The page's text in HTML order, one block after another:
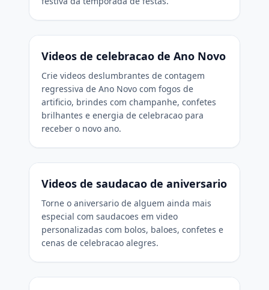
Videos de celebracao de Ano Novo
Crie videos deslumbrantes de contagem
regressiva de Ano Novo com fogos de
artificio, brindes com champanhe, confetes
brilhantes e energia de celebracao para
receber o novo ano.
Videos de saudacao de aniversario
Torne o aniversario de alguem ainda mais
especial com saudacoes em video
personalizadas com bolos, baloes, confetes e
cenas de celebracao alegres.